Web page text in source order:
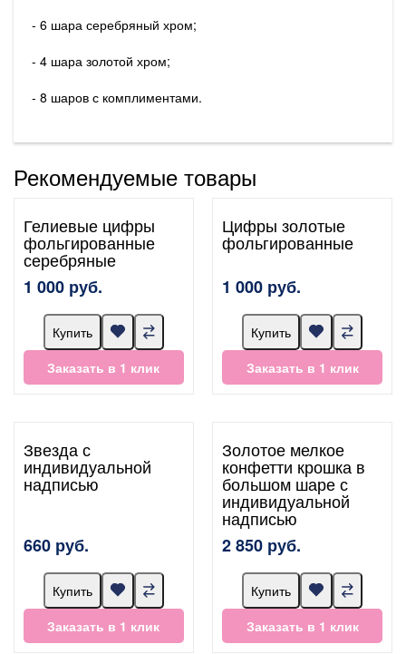
- 6 шара серебряный хром;
- 4 шара золотой хром;
- 8 шаров с комплиментами.
Рекомендуемые товары
Гелиевые цифры
фольгированные
серебряные
1 000 руб.
Купить
Заказать в 1 клик
Цифры золотые
фольгированные
1 000 руб.
Купить
Заказать в 1 клик
Звезда с
индивидуальной
надписью
660 руб.
Купить
Заказать в 1 клик
Золотое мелкое
конфетти крошка в
большом шаре с
индивидуальной
надписью
2 850 руб.
Купить
Заказать в 1 клик